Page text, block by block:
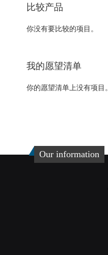
比较产品
你没有要比较的项目。
我的愿望清单
你的愿望清单上没有项目。
Our information